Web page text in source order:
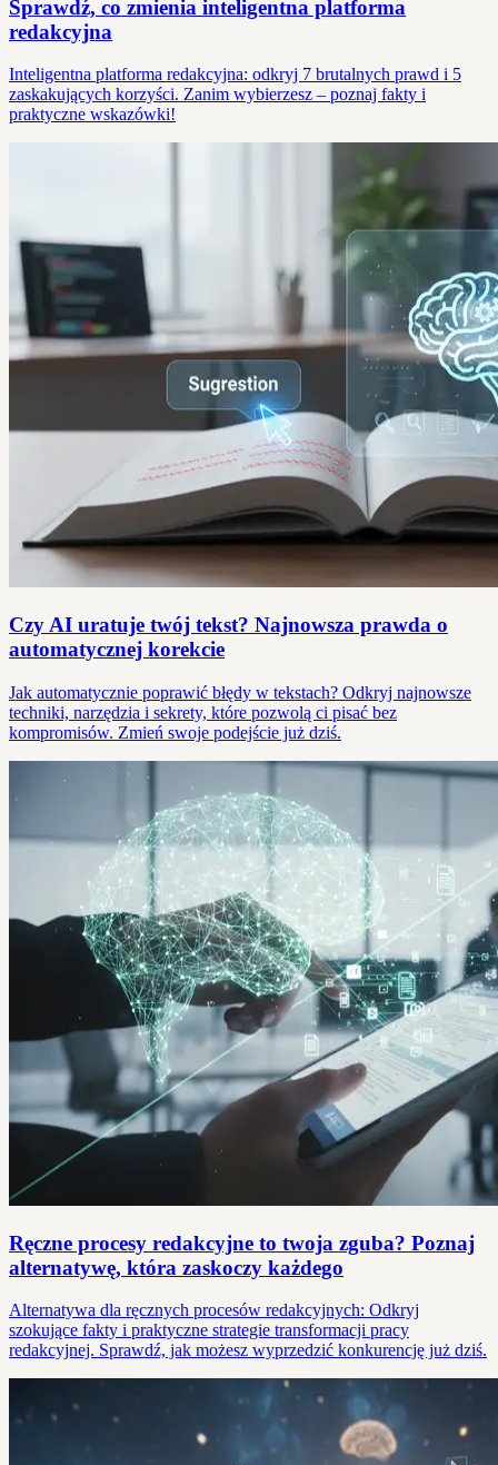
Sprawdź, co zmienia inteligentna platforma
redakcyjna
Inteligentna platforma redakcyjna: odkryj 7 brutalnych prawd i 5
zaskakujących korzyści. Zanim wybierzesz – poznaj fakty i
praktyczne wskazówki!
Czy AI uratuje twój tekst? Najnowsza prawda o
automatycznej korekcie
Jak automatycznie poprawić błędy w tekstach? Odkryj najnowsze
techniki, narzędzia i sekrety, które pozwolą ci pisać bez
kompromisów. Zmień swoje podejście już dziś.
Ręczne procesy redakcyjne to twoja zguba? Poznaj
alternatywę, która zaskoczy każdego
Alternatywa dla ręcznych procesów redakcyjnych: Odkryj
szokujące fakty i praktyczne strategie transformacji pracy
redakcyjnej. Sprawdź, jak możesz wyprzedzić konkurencję już dziś.